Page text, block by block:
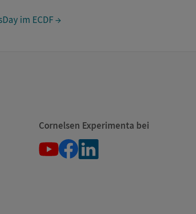
im ECDF →
Cornelsen Experimenta bei